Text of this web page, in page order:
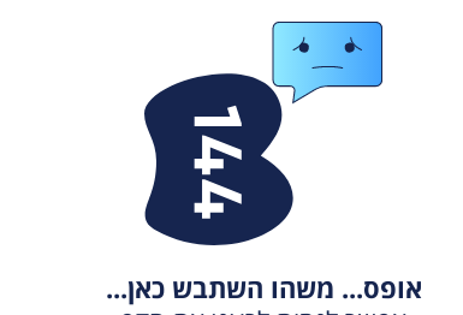
אופס... משהו השתבש כאן...